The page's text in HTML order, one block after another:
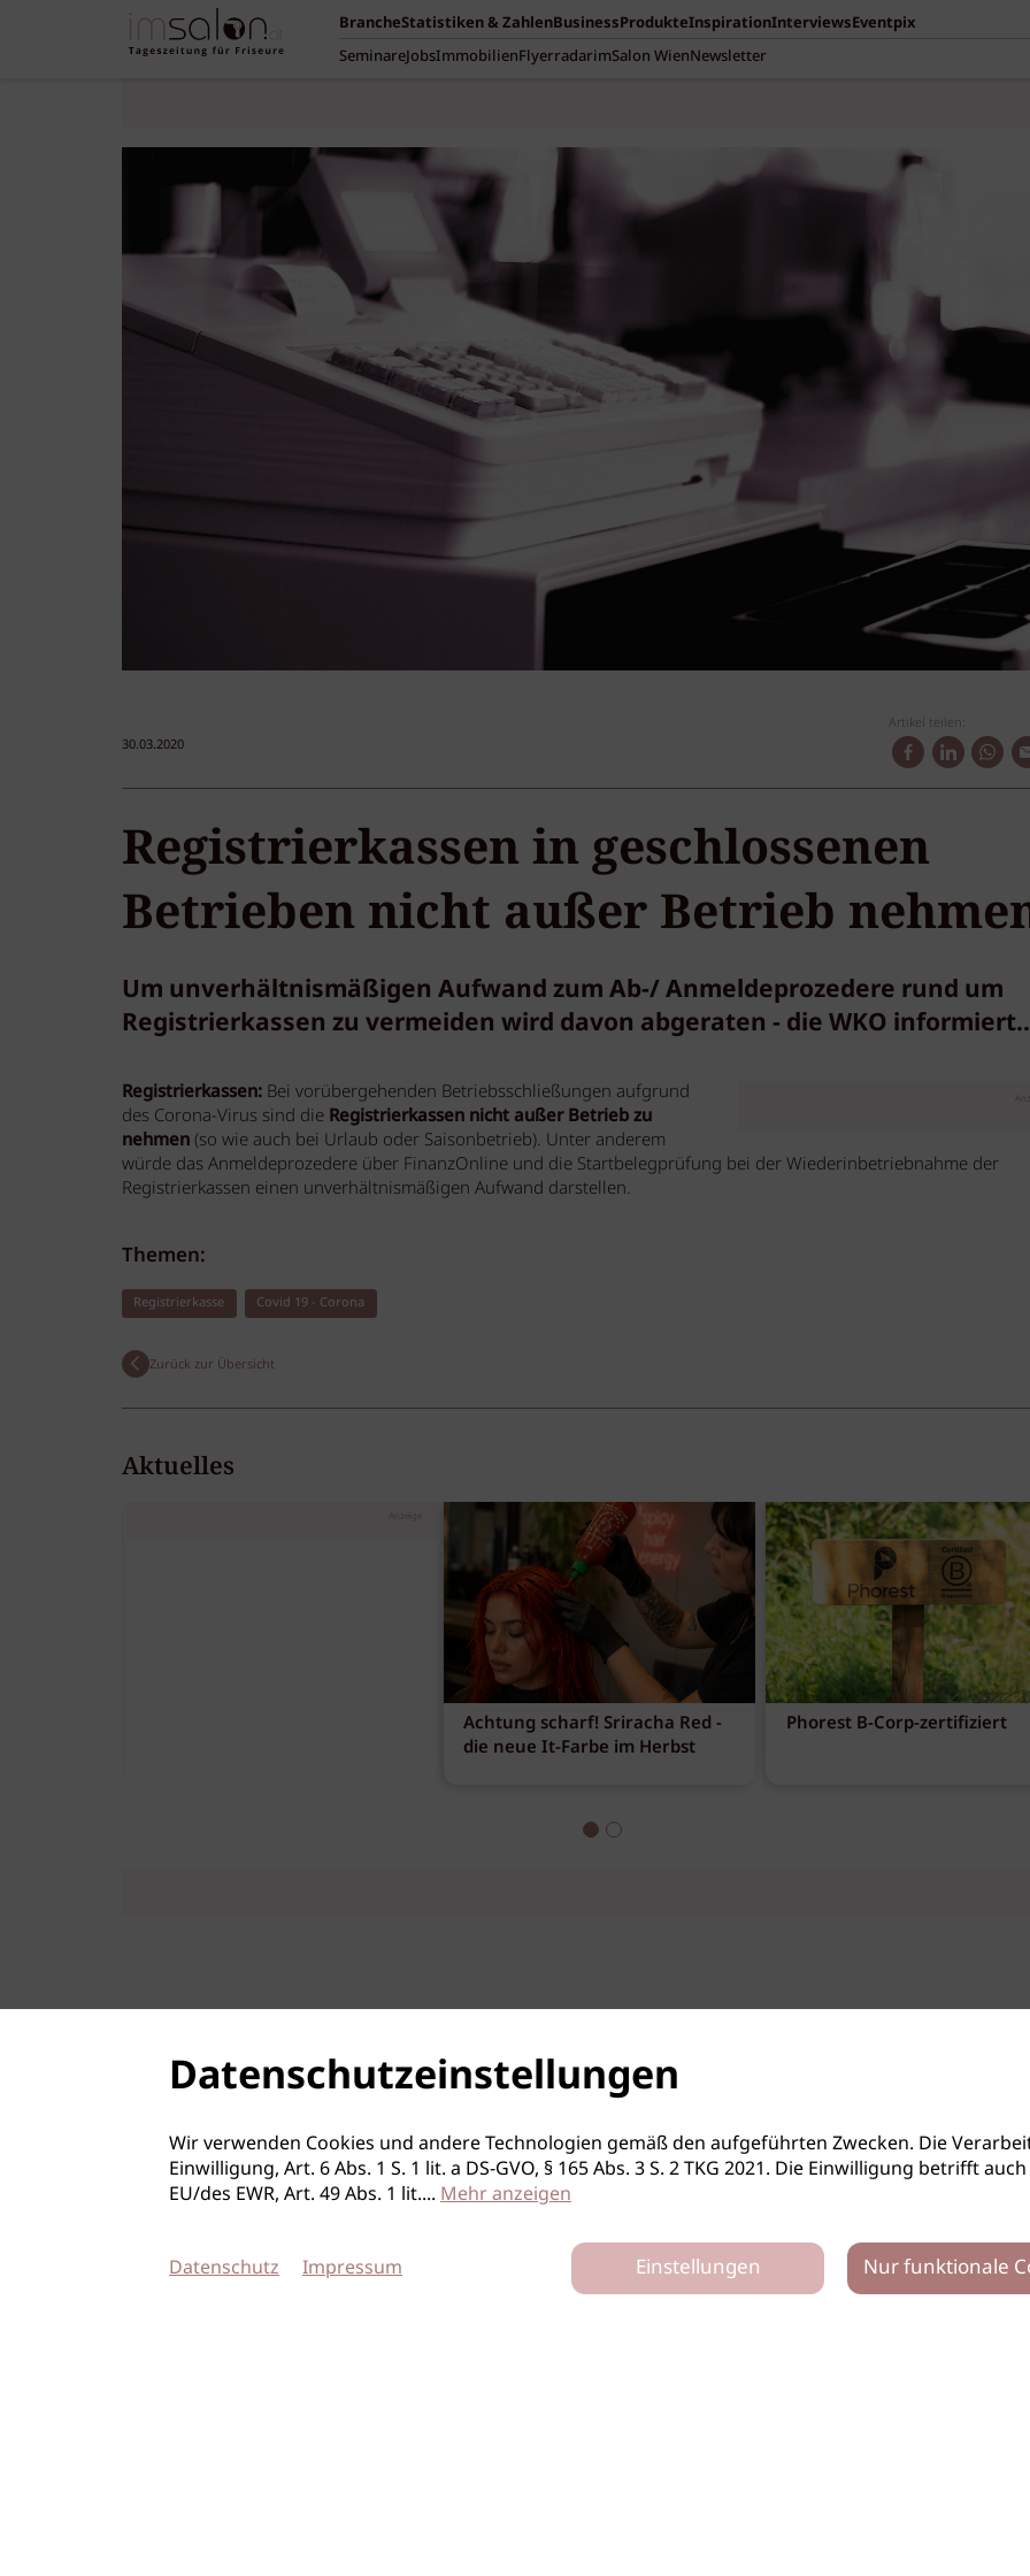
BrancheStatistiken & ZahlenBusinessProdukteInspirationInterviewsEventpix
SeminareJobsImmobilienFlyerradarimSalon WienNewsletter
30.03.2020
Artikel teilen:
Registrierkassen in geschlossenen
Betrieben nicht außer Betrieb
Um unverhältnismäßigen Aufwand zum Ab-/ Anmeldeprozedere rund um
Registrierkassen zu vermeiden wird davon abgeraten - die WKO
Registrierkassen:Bei vorübergehenden Betriebsschließungen aufgrund
des Corona-Virus sind die Registrierkassen nicht außer Betrieb zu
nehmen(so wie auch bei Urlaub oder Saisonbetrieb). Unter anderem
würde das Anmeldeprozedere über FinanzOnline und die Startbelegprüfung bei der Wiederinbetriebnahme der
Registrierkassen einen unverhältnismäßigen Aufwand darstellen.
Themen:
Registrierkasse Covid 19 - Corona
Zurück zur Übersicht
Aktuelles
Anzeige
Achtung scharf! Sriracha Red -
die neue It-Farbe im Herbst
Phorest B-Corp-zertifiziert
Datenschutzeinstellungen
Wir verwenden Cookies und andere Technologien gemäß den aufgeführten Zwecken. Die
Einwilligung, Art. 6 Abs. 1 S. 1 lit. a DS-GVO, § 165 Abs. 3 S. 2 TKG 2021. Die Einwilligung betrifft
EU/des EWR, Art. 49 Abs. 1 lit.... Mehr anzeigen
Datenschutz Impressum Einstellungen Nur funktionale